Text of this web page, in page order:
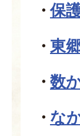
保
東
数
な